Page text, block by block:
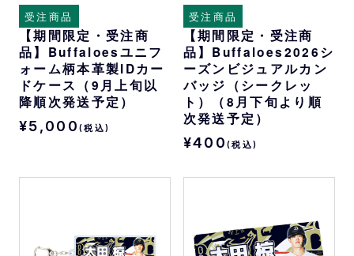
受注商品
【期間限定・受注商
品】Buffaloesユニフ
ォーム柄本革製IDカー
ドケース（9月上旬以
降順次発送予定）
¥5,000 (税込)
受注商品
【期間限定・受注商
品】Buffaloes2026シ
ーズンビジュアルカン
バッジ（シークレッ
ト）（8月下旬より順
次発送予定）
¥400(税込)